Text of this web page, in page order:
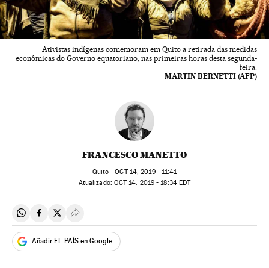
Ativistas indígenas comemoram em Quito a retirada das medidas
econômicas do Governo equatoriano, nas primeiras horas desta segunda-
feira.
MARTIN BERNETTI (AFP)
FRANCESCO MANETTO
Quito -OCT14, 2019 - 11:41
atualizado: OCT14, 2019 - 18:34EDT
Compartir en Whatsapp
Compartir en Facebook
Compartir en Twitter
Desplegar Redes Sociales
Añadir EL PAÍS en Google